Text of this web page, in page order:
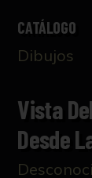
CATÁLOGO
Dibujos
Vista
Desde